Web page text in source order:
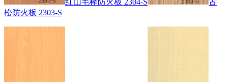
红山毛榉防火板 2304-S
古
松防火板 2303-S